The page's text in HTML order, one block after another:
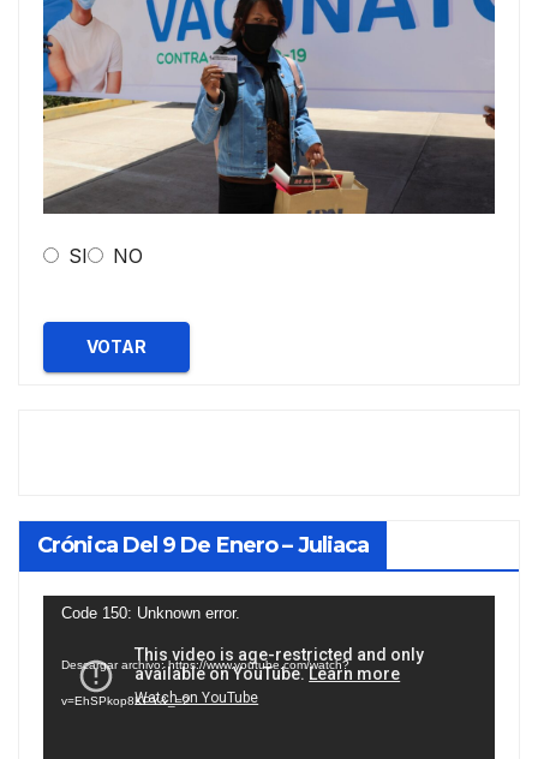
SI NO
VOTAR
Crónica Del 9 De Enero – Juliaca
Reproductor
vídeo
Code 150: Unknown error.
Descargar archivo: https://www.youtube.com/watch?
v=EhSPkop8KPY&_=2